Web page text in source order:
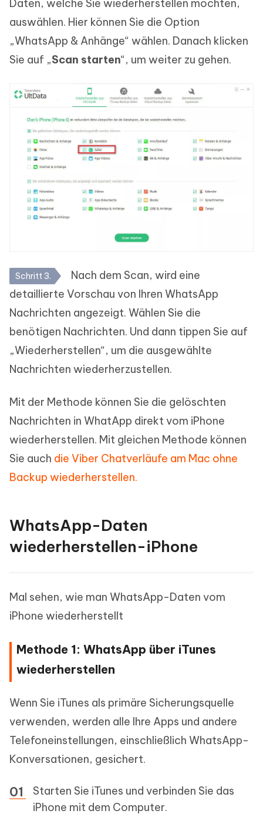
Daten, welche Sie wiederherstellen möchten,
auswählen. Hier können Sie die Option
„WhatsApp & Anhänge“ wählen. Danach klicken
Sie auf „Scan starten“, um weiter zu gehen.
Schritt 3.
Nach dem Scan, wird eine
detaillierte Vorschau von Ihren WhatsApp
Nachrichten angezeigt. Wählen Sie die
benötigen Nachrichten. Und dann tippen Sie auf
„Wiederherstellen“, um die ausgewählte
Nachrichten wiederherzustellen.
Mit der Methode können Sie die gelöschten
Nachrichten in WhatApp direkt vom iPhone
wiederherstellen. Mit gleichen Methode können
Sie auch die Viber Chatverläufe am Mac ohne
Backup wiederherstellen.
WhatsApp-Daten
wiederherstellen-iPhone
Mal sehen, wie man WhatsApp-Daten vom
iPhone wiederherstellt
Methode 1: WhatsApp über iTunes
wiederherstellen
Wenn Sie iTunes als primäre Sicherungsquelle
verwenden, werden alle Ihre Apps und andere
Telefoneinstellungen, einschließlich WhatsApp-
Konversationen, gesichert.
Starten Sie iTunes und verbinden Sie das
iPhone mit dem Computer.